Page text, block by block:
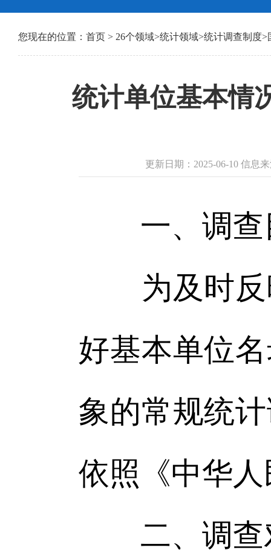
您现在的位置： 首页 > 26个领域>统计领域>统计调查制度>
统计单位基本情
更新日期：2025-06-10 信息
一、调
为及时反
好基本单位
象的常规统
依照《中华
二、调